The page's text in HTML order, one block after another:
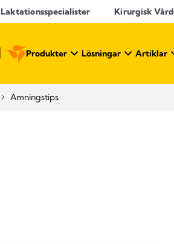
Laktationsspecialister Kirurgisk Vård
Produkter Lösningar Artiklar
Amningstips